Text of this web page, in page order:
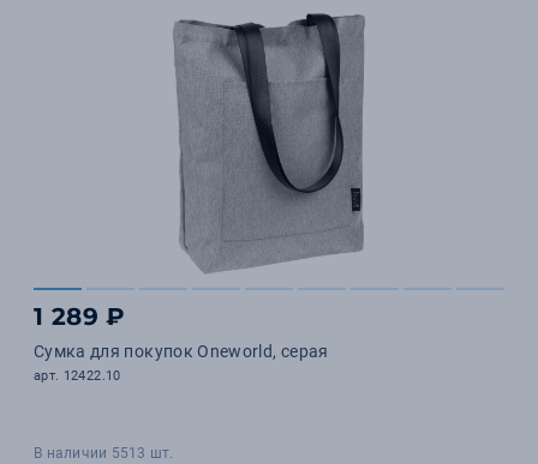
1 289 ₽
Сумка для покупок Oneworld, серая
арт. 12422.10
В наличии 5513 шт.